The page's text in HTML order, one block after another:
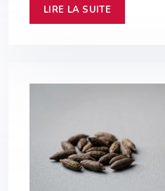
LIRE LA SUITE